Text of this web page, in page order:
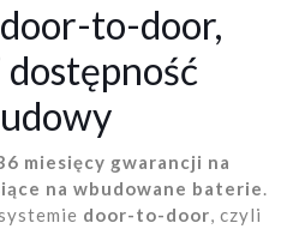
to-door,
miesięcy gwarancji na
na wbudowane baterie.
door-to-door, czyli